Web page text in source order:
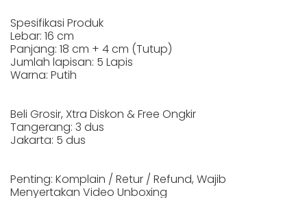
Spesifikasi Produk
Lebar: 16 cm
Panjang: 18 cm + 4 cm (Tutup)
Jumlah lapisan: 5 Lapis
Warna: Putih
Beli Grosir, Xtra Diskon & Free Ongkir
Tangerang: 3 dus
Jakarta: 5 dus
Penting: Komplain / Retur / Refund, Wajib
Menyertakan Video Unboxing